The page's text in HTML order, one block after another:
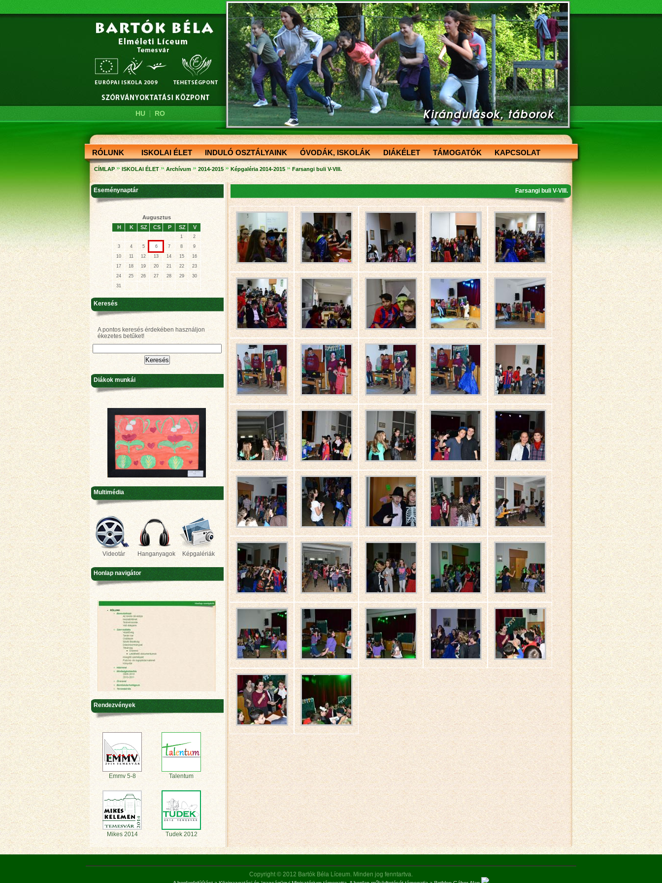
HU| RO
RÓLUNK ISKOLAI ÉLET INDULÓ OSZTÁLYAINK ÓVODÁK, ISKOLÁK DIÁKÉLET TÁMOGATÓK KAPCSOLAT
CÍMLAP » ISKOLAI ÉLET » Archívum » 2014-2015 » Képgaléria 2014-2015 » Farsangi buli V-VIII.
Farsangi buli V-VIII.
Eseménynaptár
Augusztus
H
K SZ CS P SZ V
1
2
3
4 5 6 7 8
9
10
11 12 13 14 15
16
17
18 19 20 21 22
23
24
25 26 27 28 29
30
31
Keresés
A pontos keresés érdekében használjon
ékezetes betűket!
Diákok munkái
Multimédia
Videotár Hanganyagok Képgalériák
Honlap navigátor
Rendezvények
Emmv 5-8 Talentum
Mikes 2014 Tudek 2012
Copyright © 2012 Bartók Béla Líceum. Minden jog fenntartva.